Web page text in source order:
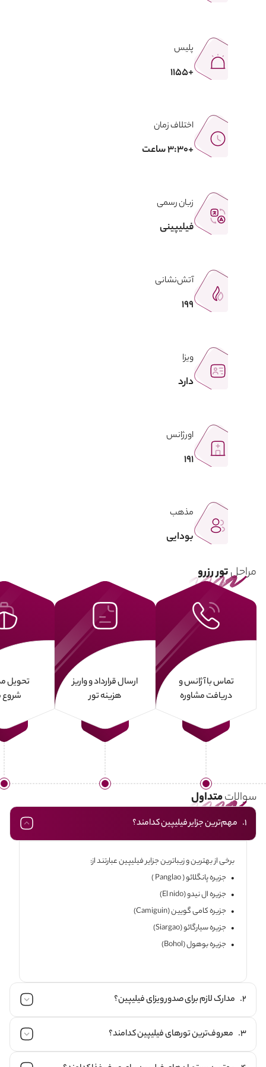
پلیس
+1155
اختلاف زمان
+3:30 ساعت
زبان رسمی
فیلیپینی
آتش‌نشانی
199
ویزا
دارد
اورژانس
191
مذهب
بودایی
مراحلتور رزرو
تماس با آژانس و
دریافت مشاوره
ارسال قرارداد و واریز
هزینه تور
تحویل
شروع
سوالاتمتداول
1. مهم‌ترین جزایر فیلیپین کدامند؟
برخی از بهترین و زیباترین جزایر فیلیپین عبارتند از:
• جزیره پانگلائو ( Panglao )
• جزیره ال نیدو (El nido)
• جزیره کامی گویین (Camiguin)
• جزیره سیارگائو (Siargao)
• جزیره بوهول (Bohol)
2. مدارک لازم برای صدور ویزای فیلیپین؟
برای اخذ ویزای توریستی فیلیپین باید مدارک زیر را ارائه بدهید:
• اصل و کپی پاسپورت با ۹ ماه اعتبار
3. معروف‌ترین تورهای فیلیپین کدامند؟